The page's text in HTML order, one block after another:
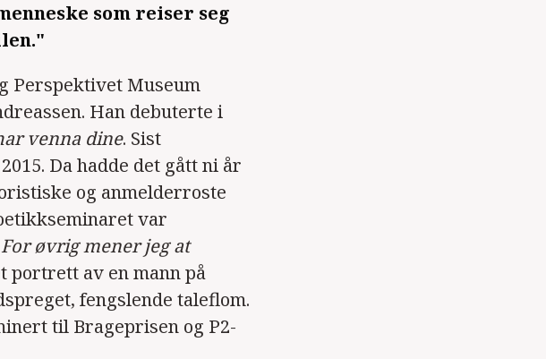
som reiser seg
Perspektivet Museum
Han debuterte i
venna dine. Sist
Da hadde det gått ni år
og anmelderroste
var
For øvrig mener jeg at
portrett av en mann på
fengslende taleflom.
til Brageprisen og P2-